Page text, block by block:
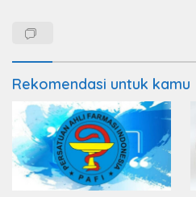
Rekomendasi untuk kamu